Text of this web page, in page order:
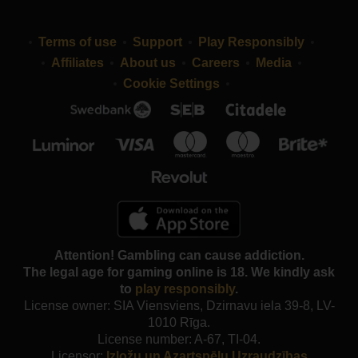
Terms of use Support
Play Responsibly
Affiliates
About us Careers
Media
Cookie Settings
Attention! Gambling can cause addiction.
The legal age for gaming online is 18. We kindly ask
to play responsibly.
License owner: SIA Viensviens, Dzirnavu iela 39-8, LV-
1010 Rīga.
License number: A-67, TI-04.